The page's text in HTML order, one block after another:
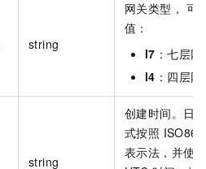
string
网关类型， 可
值：
l7 ：七层网
l4 ：四层网
string
创建时间。日
式按照
表示法，并使用